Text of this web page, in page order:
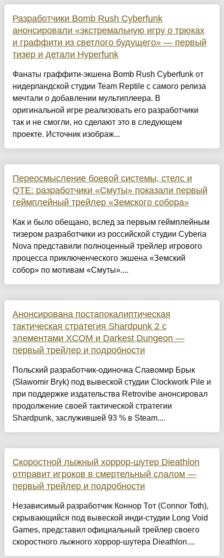
Разработчики Bomb Rush Cyberfunk
анонсировали «экстремальную игру о трюках
и граффити из светлого будущего» — первый
тизер и детали Hyperfunk
Фанаты граффити-экшена Bomb Rush Cyberfunk от
нидерландской студии Team Reptile с самого релиза
мечтали о добавлении мультиплеера. В
оригинальной игре реализовать его разработчики
так и не смогли, но сделают это в следующем
проекте. Источник изображ...
Переосмысление боевой системы, стелс и
QTE: разработчики «Смуты» показали первый
геймплейный трейлер «Земского собора»
Как и было обещано, вслед за первым геймплейным
тизером разработчики из российской студии Cyberia
Nova представили полноценный трейлер игрового
процесса приключенческого экшена «Земский
собор» по мотивам «Смуты»....
Анонсирована постапокалиптическая
тактическая стратегия Shardpunk 2 с
элементами XCOM и Darkest Dungeon —
первый трейлер и подробности
Польский разработчик-одиночка Славомир Брык
(Sławomir Bryk) под вывеской студии Clockwork Pile и
при поддержке издательства Retrovibe анонсировал
продолжение своей тактической стратегии
Shardpunk, заслужившей 93 % в Steam....
Скоростной лыжный хоррор-шутер Dieathlon
отправит игроков в смертельный слалом —
первый трейлер и подробности
Независимый разработчик Коннор Тот (Connor Toth),
скрывающийся под вывеской инди-студии Long Void
Games, представил официальный трейлер своего
скоростного лыжного хоррор-шутера Dieathlon....